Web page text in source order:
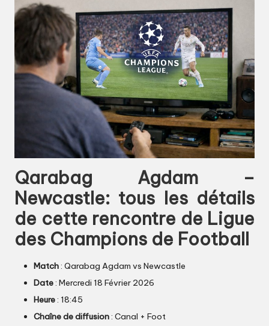
Qarabag Agdam –
Newcastle: tous les détails
de cette rencontre de Ligue
des Champions de Football
Match: Qarabag Agdam vs Newcastle
Date: Mercredi 18 Février 2026
Heure: 18:45
Chaîne de diffusion: Canal + Foot